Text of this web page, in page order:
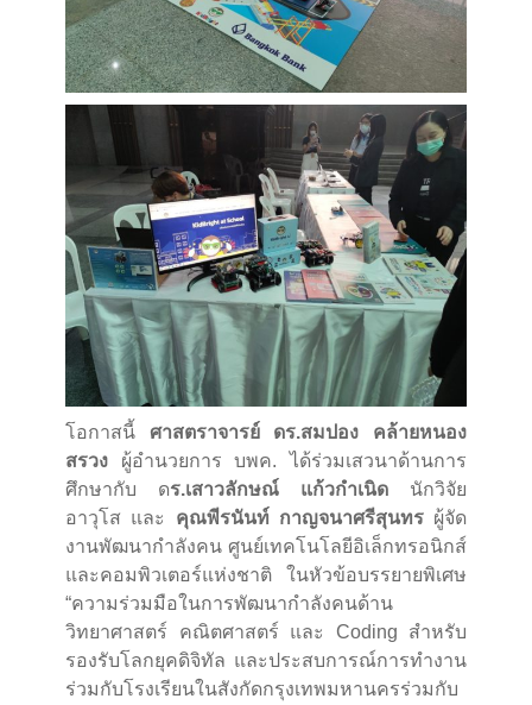
โอกาสนี้ ศาสตราจารย์ ดร.สมปอง คล้ายหนอง
สรวง ผู้อำนวยการ บพค. ได้ร่วมเสวนาด้านการ
ศึกษากับ ดร.เสาวลักษณ์ แก้วกำเนิด นักวิจัย
อาวุโส และ คุณพีรนันท์ กาญจนาศรีสุนทรผู้จัด
งานพัฒนากำลังคน ศูนย์เทคโนโลยีอิเล็กทรอนิกส์
และคอมพิวเตอร์แห่งชาติ ในหัวข้อบรรยายพิเศษ
“ความร่วมมือในการพัฒนากำลังคนด้าน
วิทยาศาสตร์ คณิตศาสตร์ และ Coding สำหรับ
รองรับโลกยุคดิจิทัล และประสบการณ์การทำงาน
ร่วมกับโรงเรียนในสังกัดกรุงเทพมหานครร่วมกับ